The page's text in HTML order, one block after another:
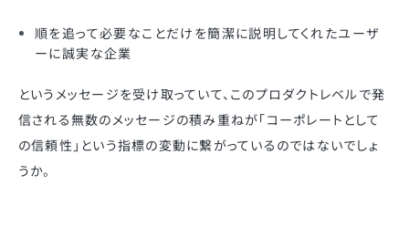
順を追って必要なことだけを簡潔に説明してくれたユーザ
ーに誠実な企業
というメッセージを受け取っていて、このプロダクトレベルで発
信される無数のメッセージの積み重ねが「コーポレートとして
の信頼性」という指標の変動に繋がっているのではないでしょ
うか。